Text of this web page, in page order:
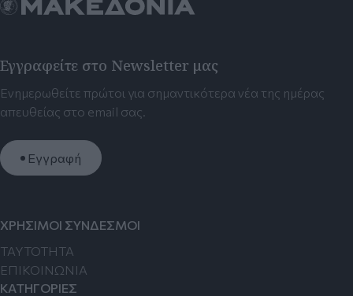
Εγγραφείτε στο Newsletter μας
Ενημερωθείτε πρώτοι για σημαντικότερα νέα της ημέρας
απευθείας στο email σας.
Εγγραφή
ΧΡΗΣΙΜΟΙ ΣΥΝΔΕΣΜΟΙ
TAYTOTHTA
ΕΠΙΚΟΙΝΩΝΙΑ
ΚΑΤΗΓΟΡΙΕΣ